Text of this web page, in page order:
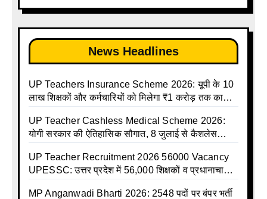
holiday calendar | Madhyamik School Holidays
List 2025
News Headlines
UP Teachers Insurance Scheme 2026: यूपी के 10
लाख शिक्षकों और कर्मचारियों को मिलेगा ₹1 करोड़ तक का
UP Teacher Cashless Medical Scheme 2026:
योगी सरकार की ऐतिहासिक सौगात, 8 जुलाई से कैशलेस
UP Teacher Recruitment 2026 56000 Vacancy
UPESSC: उत्तर प्रदेश में 56,000 शिक्षकों व प्रधानाचार्यों
MP Anganwadi Bharti 2026: 2548 पदों पर बंपर भर्ती